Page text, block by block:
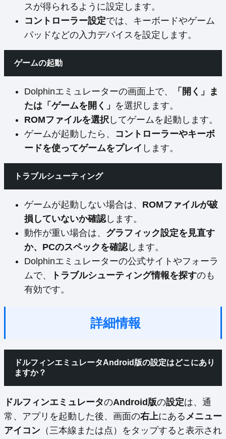
スが得られるように設定します。
コントローラー設定では、キーボードやゲーム
パッドなどの入力デバイスを設定します。
ゲームの起動
Dolphinエミュレーターの画面上で、
「開く」ま
たは「ゲームを開く」 を選択します。
ROMファイルを選択 してゲームを起動します。
ゲームが起動したら、 コントローラーやキーボ
ードを使ってゲームをプレイ します。
トラブルシューティング
ゲームが起動しない場合は、 ROMファイルが破
損していないか確認します。
動作が重い場合は、 グラフィック設定を見直す
か、PCのスペックを確認します。
Dolphinエミュレーターの公式サイトやフォーラ
ムで、
トラブルシューティング情報を探すのも
有効です。
詳細情報
ドルフィンエミュレータAndroid版の設定はどこにあり
ますか？
ドルフィンエミュレータのAndroid版の設定は、通
常、アプリを起動した後、画面の右上にあるメニュー
アイコン （三本線または点）をタップすると表示され